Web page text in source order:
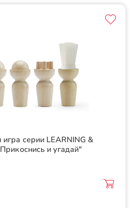
серии LEARNING &
и угадай"